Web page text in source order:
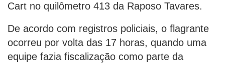
Cart no quilômetro 413 da Raposo Tavares.
De acordo com registros policiais, o flagrante
ocorreu por volta das 17 horas, quando uma
equipe fazia fiscalização como parte da